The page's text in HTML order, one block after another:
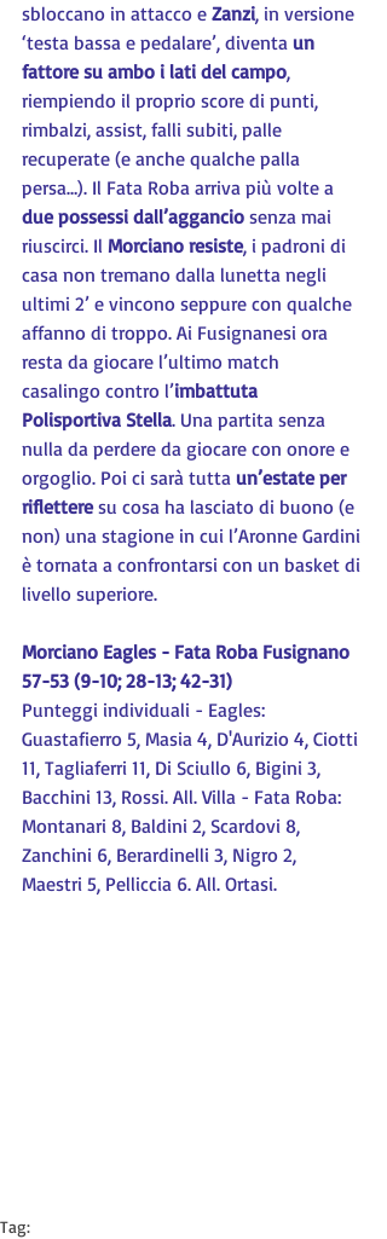
sbloccano in attacco e Zanzi, in versione
‘testa bassa e pedalare’, diventa un
fattore su ambo i lati del campo,
riempiendo il proprio score di punti,
rimbalzi, assist, falli subiti, palle
recuperate (e anche qualche palla
persa…). Il Fata Roba arriva più volte a
due possessi dall’aggancio senza mai
riuscirci. Il Morciano resiste, i padroni di
casa non tremano dalla lunetta negli
ultimi 2’ e vincono seppure con qualche
affanno di troppo. Ai Fusignanesi ora
resta da giocare l’ultimo match
casalingo contro l’imbattuta
Polisportiva Stella. Una partita senza
nulla da perdere da giocare con onore e
orgoglio. Poi ci sarà tutta un’estate per
riflettere su cosa ha lasciato di buono (e
non) una stagione in cui l’Aronne Gardini
è tornata a confrontarsi con un basket di
livello superiore.
Morciano Eagles - Fata Roba Fusignano
57-53 (9-10; 28-13; 42-31)
Punteggi individuali - Eagles:
Guastafierro 5, Masia 4, D'Aurizio 4, Ciotti
11, Tagliaferri 11, Di Sciullo 6, Bigini 3,
Bacchini 13, Rossi. All. Villa - Fata Roba:
Montanari 8, Baldini 2, Scardovi 8,
Zanchini 6, Berardinelli 3, Nigro 2,
Maestri 5, Pelliccia 6. All. Ortasi.
Tag: